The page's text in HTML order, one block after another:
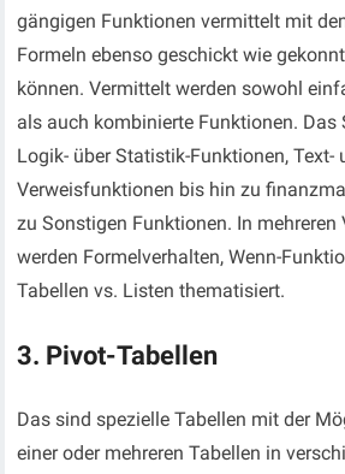
gängigen Funktionen vermittelt mit
Formeln ebenso geschickt wie
können. Vermittelt werden sowohl
als auch kombinierte Funktionen. Das
Logik- über Statistik-Funktionen, Text-
Verweisfunktionen bis hin zu
zu Sonstigen Funktionen. In mehreren
werden Formelverhalten, Wenn-
Tabellen vs. Listen thematisiert.
3. Pivot-Tabellen
Das sind spezielle Tabellen mit der
einer oder mehreren Tabellen in